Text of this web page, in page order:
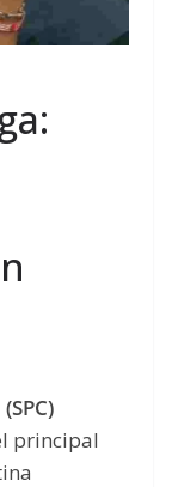
principal